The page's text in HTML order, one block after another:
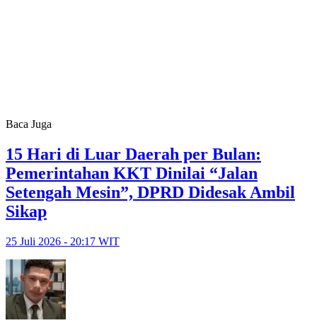
Baca Juga
15 Hari di Luar Daerah per Bulan:
Pemerintahan KKT Dinilai “Jalan
Setengah Mesin”, DPRD Didesak Ambil
Sikap
25 Juli 2026 - 20:17 WIT